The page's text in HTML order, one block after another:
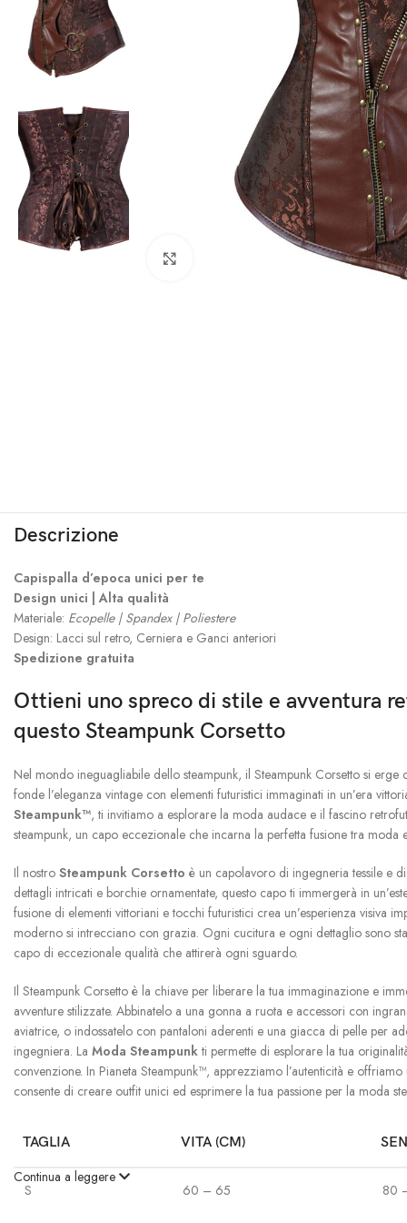
Descrizione
Capispalla d’epoca unici per te
Design unici | Alta qualità
Materiale: Ecopelle | Spandex | Poliestere
Design: Lacci sul retro, Cerniera e Ganci anteriori
Spedizione gratuita
Ottieni uno spreco di stile e avventura
questo Steampunk Corsetto
Nel mondo ineguagliabile dello steampunk, il Steampunk Corsetto si erge
fonde l’eleganza vintage con elementi futuristici immaginati in un’era
Steampunk™, ti invitiamo a esplorare la moda audace e il fascino
steampunk, un capo eccezionale che incarna la perfetta fusione tra moda
Il nostro Steampunk Corsetto è un capolavoro di ingegneria tessile e
dettagli intricati e borchie ornamentate, questo capo ti immergerà in
fusione di elementi vittoriani e tocchi futuristici crea un’esperienza visiva
moderno si intrecciano con grazia. Ogni cucitura e ogni dettaglio sono
capo di eccezionale qualità che attirerà ogni sguardo.
Il Steampunk Corsetto è la chiave per liberare la tua immaginazione e
avventure stilizzate. Abbinatelo a una gonna a ruota e accessori con
aviatrice, o indossatelo con pantaloni aderenti e una giacca di pelle per
ingegniera. La Moda Steampunkti permette di esplorare la tua
convenzione. In Pianeta Steampunk™, apprezziamo l’autenticità e
consente di creare outfit unici ed esprimere la tua passione per la moda
TAGLIA VITA (CM)
S 60 – 65 80
Continua a leggere